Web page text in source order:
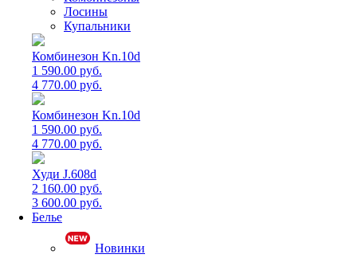
Лосины
Купальники
Комбинезон Kn.10d
1 590.00 руб.
4 770.00 руб.
Комбинезон Kn.10d
1 590.00 руб.
4 770.00 руб.
Худи J.608d
2 160.00 руб.
3 600.00 руб.
Белье
Новинки